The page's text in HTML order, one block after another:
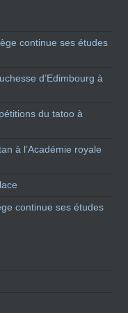
continue ses études
d’Edimbourg à
du tatoo à
à l’Académie royale
continue ses études